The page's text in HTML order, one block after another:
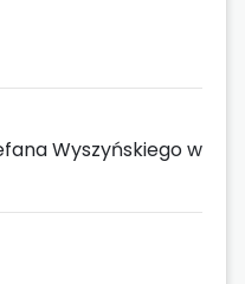
Wyszyńskiego w